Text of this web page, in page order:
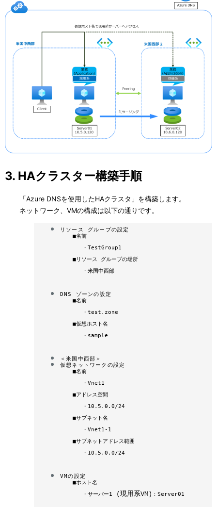
3. HAクラスター構築手順
「Azure DNSを使用したHAクラスタ」を構築します。
ネットワーク、VMの構成は以下の通りです。
リソース グループの設定
■名前
・ TestGroup1
■リソース グループの場所
・ 米国中西部
DNS ゾーンの設定
■名前
・ test.zone
■仮想ホスト名
・ sample
＜米国中西部 ＞
仮想ネットワークの設定
■名前
・ Vnet1
■アドレス空間
・ 10.5.0.0/24
■サブネット名
・ Vnet1-1
■サブネットアドレス範囲
・ 10.5.0.0/24
VMの設定
■ホスト名
・ サーバー1 (現用系VM) ：Server01